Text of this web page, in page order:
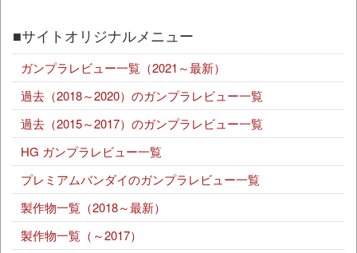
■サイトオリジナルメニュー
ガンプラレビュー一覧（2021～最新）
過去（2018～2020）のガンプラレビュー一覧
過去（2015～2017）のガンプラレビュー一覧
HG ガンプラレビュー一覧
プレミアムバンダイのガンプラレビュー一覧
製作物一覧（2018～最新）
製作物一覧（～2017）